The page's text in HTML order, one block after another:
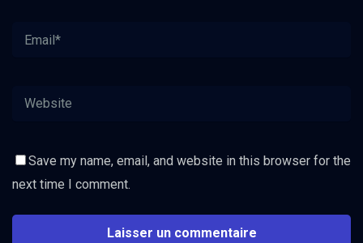
Save my name, email, and website in this browser for the
next time I comment.